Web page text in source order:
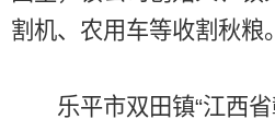
割机、农用车等收割秋粮。
乐平市双田镇“江西省